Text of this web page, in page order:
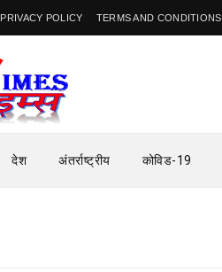
PRIVACY POLICY TERMS AND CONDITIONS
देश अंतर्राष्ट्रीय कोविड-19